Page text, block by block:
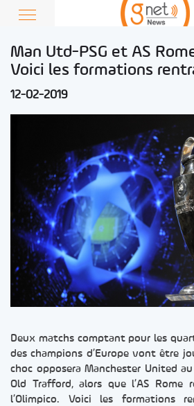
Man Utd-PSG et AS
Voici les formations
12-02-2019
Deux matchs comptant pour les
des champions d’Europe vont être
choc opposera Manchester United
Old Trafford, alors que l’AS Rome
l’Olimpico. Voici les formations